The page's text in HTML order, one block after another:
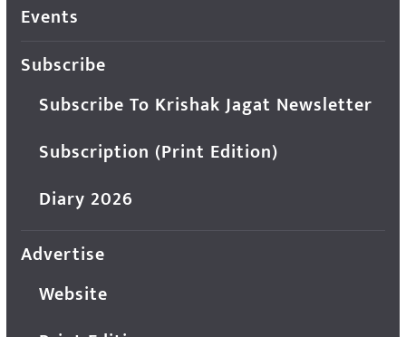
Events
Subscribe
Subscribe To Krishak Jagat Newsletter
Subscription (Print Edition)
Diary 2026
Advertise
Website